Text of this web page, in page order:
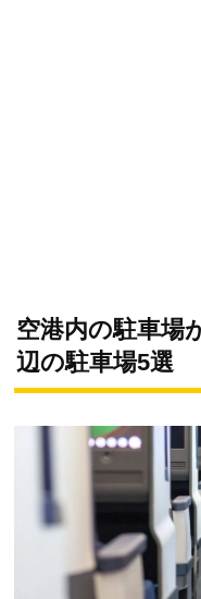
空港内の駐車場
辺の駐車場5選